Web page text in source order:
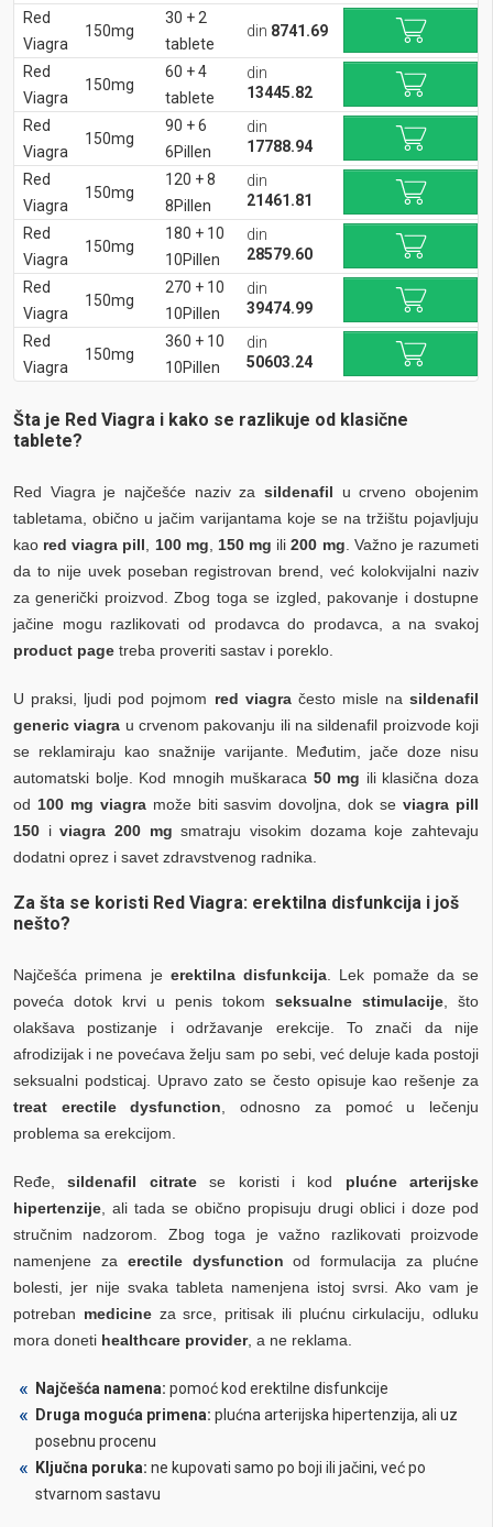
Red
Viagra
150mg
30 + 2
tablete
din 8741.69
Red
Viagra
150mg
60 + 4
tablete
din
13445.82
Red
Viagra
150mg
90 + 6
6Pillen
din
17788.94
Red
Viagra
150mg
120 + 8
8Pillen
din
21461.81
Red
Viagra
150mg
180 + 10
10Pillen
din
28579.60
Red
Viagra
150mg
270 + 10
10Pillen
din
39474.99
Red
Viagra
150mg
360 + 10
10Pillen
din
50603.24
Šta je Red Viagra i kako se razlikuje od klasične
tablete?
Red Viagra je najčešće naziv za sildenafil u crveno obojenim
tabletama, obično u jačim varijantama koje se na tržištu pojavljuju
kao red viagra pill 100 mg 150 mg ili200 mg . Važno je razumeti
da to nije uvek poseban registrovan brend, već kolokvijalni naziv
za generički proizvod. Zbog toga se izgled, pakovanje i dostupne
jačine mogu razlikovati od prodavca do prodavca, a na svakoj
product page treba proveriti sastav i poreklo.
U praksi, ljudi pod pojmom red viagračesto misle nasildenafil
generic viagra u crvenom pakovanju ili na sildenafil proizvode koji
se reklamiraju kao snažnije varijante. Međutim, jače doze nisu
automatski bolje. Kod mnogih muškaraca 50 mg ili klasična doza
od 100 mg viagramože biti sasvim dovoljna, dok seviagra pill
150 iviagra 200 mg smatraju visokim dozama koje zahtevaju
dodatni oprez i savet zdravstvenog radnika.
Za šta se koristi Red Viagra: erektilna disfunkcija i još
nešto?
Najčešća primena je erektilna disfunkcija . Lek pomaže da se
poveća dotok krvi u penis tokom seksualne stimulacije , što
olakšava postizanje i održavanje erekcije. To znači da nije
afrodizijak i ne povećava želju sam po sebi, već deluje kada postoji
seksualni podsticaj. Upravo zato se često opisuje kao rešenje za
treat erectile dysfunction , odnosno za pomoć u lečenju
problema sa erekcijom.
Ređe,sildenafil citratese koristi i kod plućne arterijske
hipertenzije , ali tada se obično propisuju drugi oblici i doze pod
stručnim nadzorom. Zbog toga je važno razlikovati proizvode
namenjene za erectile dysfunction od formulacija za plućne
bolesti, jer nije svaka tableta namenjena istoj svrsi. Ako vam je
potreban medicineza srce, pritisak ili plućnu cirkulaciju, odluku
mora doneti healthcare provider, a ne reklama.
Najčešća namena: pomoć kod erektilne disfunkcije
Druga moguća primena: plućna arterijska hipertenzija, ali uz
posebnu procenu
Ključna poruka: ne kupovati samo po boji ili jačini, već po
stvarnom sastavu